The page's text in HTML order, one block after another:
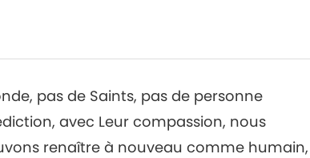
pas de Saints, pas de personne
avec Leur compassion, nous
renaître à nouveau comme humain,